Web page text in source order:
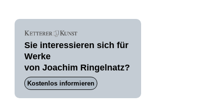
Sie interessieren sich für
Werke
von Joachim Ringelnatz?
Kostenlos informieren